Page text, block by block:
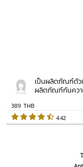
เป็นผลิตภัณฑ์ตัว
ผลิตภัณฑ์กันควา
389 THB
4.42